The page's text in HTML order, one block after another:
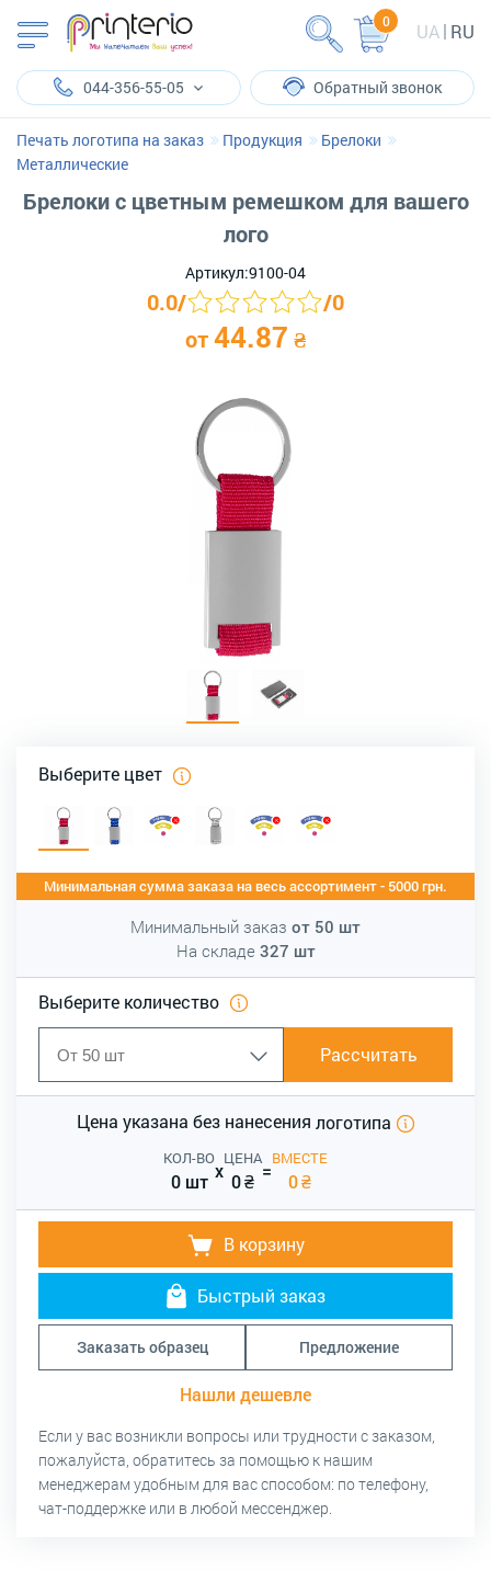
UA RU
0
044-356-55-05 Обратный звонок
Печать логотипа на заказ Продукция
Брелоки
Металлические
Брелоки с цветным ремешком для вашего
лого
Артикул:9100-04
0.0/ /0
от44.87 ₴
Выберите цвет
Минимальная сумма заказа на весь ассортимент - 5000 грн.
Минимальный заказ от 50 шт
На складе 327 шт
Выберите количество
Рассчитать
Цена указана без нанесения логотипа
КОЛ-ВО
0 шт x
ЦЕНА
0₴ =
ВМЕСТЕ
0₴
В корзину
Быстрый заказ
Заказать образец Предложение
Нашли дешевле
Если у вас возникли вопросы или трудности с заказом,
пожалуйста, обратитесь за помощью к нашим
менеджерам удобным для вас способом: по телефону,
чат-поддержке или в любой мессенджер.